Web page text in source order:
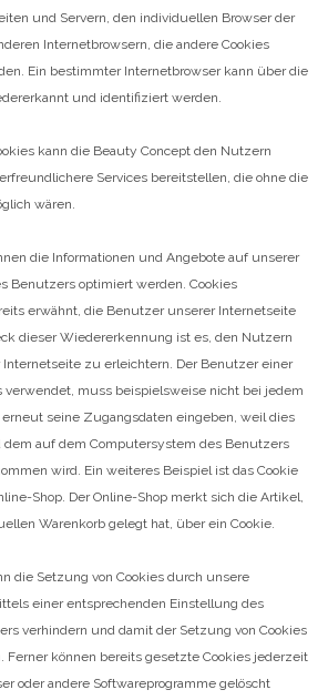
und Servern, den individuellen Browser der
Internetbrowsern, die andere Cookies
Ein bestimmter Internetbrowser kann über die
und identifiziert werden.
kann die Beauty Concept den Nutzern
Services bereitstellen, die ohne die
wären.
die Informationen und Angebote auf unserer
Benutzers optimiert werden. Cookies
erwähnt, die Benutzer unserer Internetseite
dieser Wiedererkennung ist es, den Nutzern
zu erleichtern. Der Benutzer einer
verwendet, muss beispielsweise nicht bei jedem
seine Zugangsdaten eingeben, weil dies
dem auf dem Computersystem des Benutzers
wird. Ein weiteres Beispiel ist das Cookie
Shop. Der Online-Shop merkt sich die Artikel,
Warenkorb gelegt hat, über ein Cookie.
die Setzung von Cookies durch unsere
einer entsprechenden Einstellung des
verhindern und damit der Setzung von Cookies
Ferner können bereits gesetzte Cookies jederzeit
oder andere Softwareprogramme gelöscht